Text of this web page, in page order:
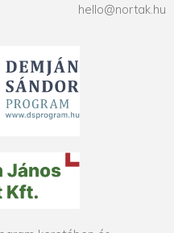
hello@nortak.hu